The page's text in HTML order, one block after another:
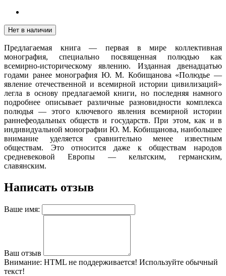
Нет в наличии
Предлагаемая книга — первая в мире коллективная
монография, специально посвященная полюдью как
всемирно-историческому явлению. Изданная двенадцатью
годами ранее монография Ю. М. Кобищанова «Полюдье —
явление отечественной и всемирной истории цивилизаций»
легла в основу предлагаемой книги, но последняя намного
подробнее описывает различные разновидности комплекса
полюдья — этого ключевого явления всемирной истории
раннефеодальных обществ и государств. При этом, как и в
индивидуальной монографии Ю. М. Кобищанова, наибольшее
внимание уделяется сравнительно менее известным
обществам. Это относится даже к обществам народов
средневековой Европы — кельтским, германским,
славянским.
Написать отзыв
Ваше имя:
Ваш отзыв
Внимание: HTML не поддерживается! Используйте обычный
текст!